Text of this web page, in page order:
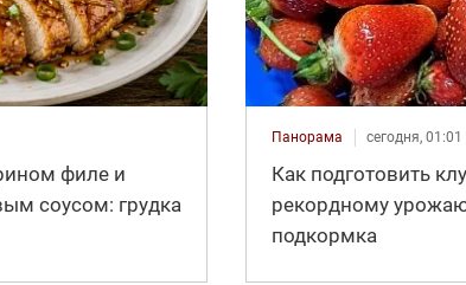
филе и
соусом: грудка
Панорама сегодня, 01:01
Как подготовить
рекордному
подкормка